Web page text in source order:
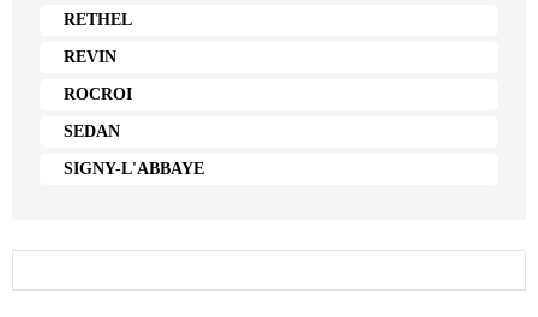
RETHEL
REVIN
ROCROI
SEDAN
SIGNY-L'ABBAYE